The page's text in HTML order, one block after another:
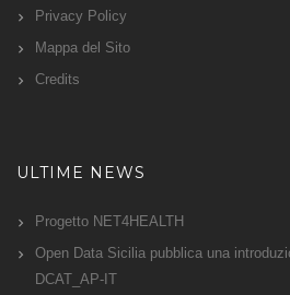
Privacy Policy
Mappa del Sito
Credits
ULTIME NEWS
Progetto NET4HEALTH
Open Data Sicilia pubblica una
DCAT_AP-IT